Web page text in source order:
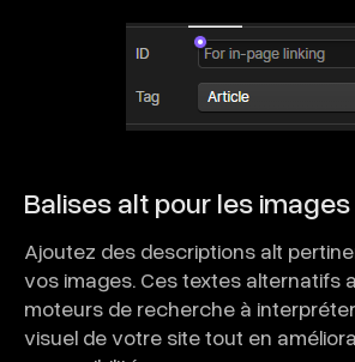
Balises alt pour les images
Ajoutez des descriptions alt
vos images. Ces textes alternatifs
moteurs de recherche à
visuel de votre site tout en